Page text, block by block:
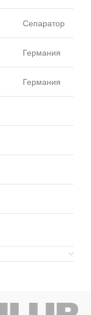
Сепаратор
Германия
Германия